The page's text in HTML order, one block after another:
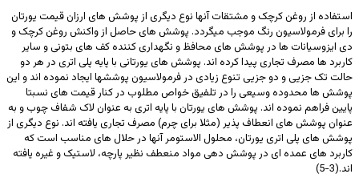
استفاده از روغن کرچک و مشتقات آنها نوع دیگری از پوشش های ارزان قیمت یورتان
را برای فرمولاسیون رنگ موجب میگردد. پوشش های حاصل از واکنش روغن کرچک و
دی ایزوسیانات ها در پوشش های محافظ و نگهداری کننده کف های بتونی و سایر
کاربرد ها مصرف تجاری پیدا کرده اند. پوشش های یورتانی با پایه پلی اتری در هر دو
حالت تک جزیی و دو جزیی تنوع زیادی در فرمولاسیون پوششها ایجاد نموده اند و این
پوشش ها محدوده وسیعی را در تلفیق خواص مطلوب در کنار قیمت های نسبتا
پایین فراهم نموده اند. پوشش های یورتان با پایه اتری به عنوان لاک شفاف چوب و به
عنوان پوشش های انعطاف پذیر (مثلا برای چرم) مصرف تجاری یافته اند. نوع دیگری از
پوشش های پلی اتری یورتان، محلول الاستومر آنها در حلال های مناسب است که
کاربرد های عمده ای در پوشش دهی مواد منعطف نظیر پارچه، لاستیک و غیره یافته
اند.(3-5)